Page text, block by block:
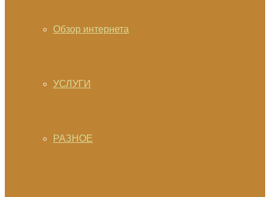
Обзор интернета
УСЛУГИ
РАЗНОЕ